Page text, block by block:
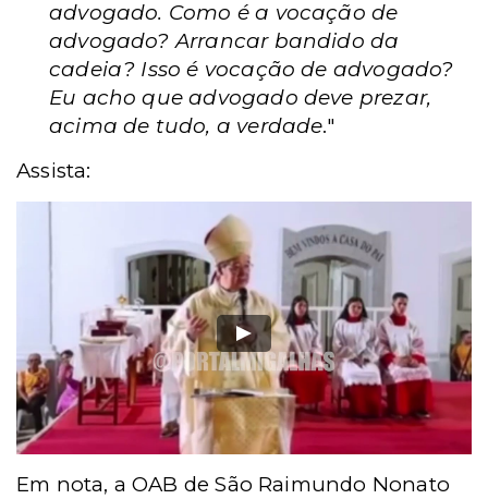
advogado. Como é a vocação de
advogado? Arrancar bandido da
cadeia? Isso é vocação de advogado?
Eu acho que advogado deve prezar,
acima de tudo, a verdade."
Assista:
Em nota, a OAB de São Raimundo Nonato